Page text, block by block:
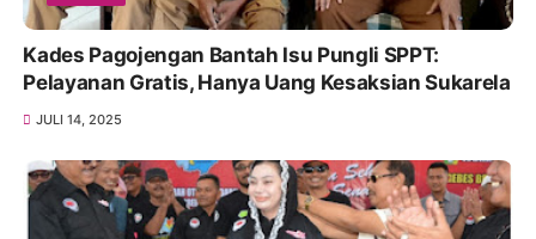
Kades Pagojengan Bantah Isu Pungli SPPT:
Pelayanan Gratis, Hanya Uang Kesaksian Sukarela
JULI 14, 2025